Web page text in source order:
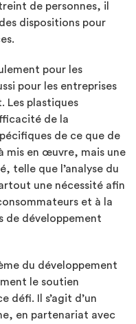
de personnes, il
dispositions pour
pour les
pour les entreprises
Les plastiques
de la
de ce que de
mis en œuvre, mais une
telle que l’analyse du
une nécessité afin
et à la
de développement
du développement
le soutien
défi. Il s’agit d’un
en partenariat avec